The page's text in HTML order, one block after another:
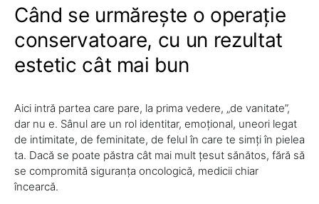
Când se urmărește o operație
conservatoare, cu un rezultat
estetic cât mai bun
Aici intră partea care pare, la prima vedere, „de vanitate”,
dar nu e. Sânul are un rol identitar, emoțional, uneori legat
de intimitate, de feminitate, de felul în care te simți în pielea
ta. Dacă se poate păstra cât mai mult țesut sănătos, fără să
se compromită siguranța oncologică, medicii chiar
încearcă.